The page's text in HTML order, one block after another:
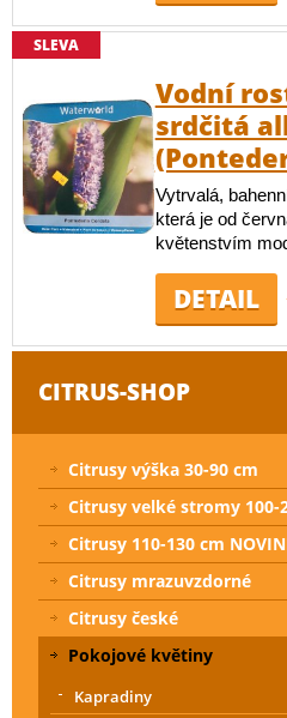
SLEVA
Vodní
srdčitá
Vytrvalá,
která je od
květenstvím
DETAIL
CITRUS-SHOP
Citrusy výška 30-90 cm
Citrusy velké stromy 100-
Citrusy 110-130 cm
Citrusy mrazuvzdorné
Citrusy české
Pokojové květiny
Kapradiny